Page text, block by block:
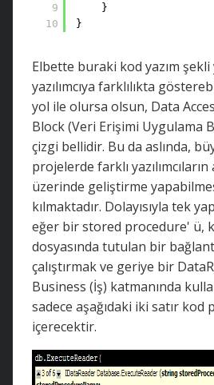
9
10
}
}
Elbette buraki kod yazım şekli
yazılımcıya farklılıkta
yol ile olursa olsun, Data
Block (Veri Erişimi Uygulama
çizgi bellidir. Bu da aslında,
projelerde farklı
üzerinde geliştirme
kılmaktadır. Dolayısıyla tek
eğer bir stored procedure' ü,
dosyasında tutulan bir
çalıştırmak ve geriye bir
Business (İş) katmanında
sadece aşağıdaki iki satır kod
içerecektir.